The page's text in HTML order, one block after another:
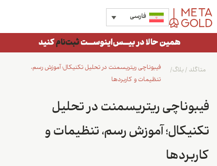
فارسی
فیبوناچی ریتریسمنت در تحلیل تکنیکال؛ آموزش رسم،
تنظیمات و کاربردها
متاگلد /بلاگ/
فیبوناچی ریتریسمنت در تحلیل
تکنیکال؛ آموزش رسم، تنظیمات و
کاربردها